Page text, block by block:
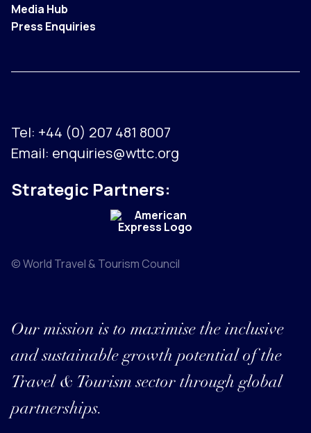
Media Hub
Press Enquiries
Tel: +44 (0) 207 481 8007
Email: enquiries@wttc.org
Strategic Partners:
© World Travel & Tourism Council
Our mission is to maximise the inclusive
and sustainable growth potential of the
Travel & Tourism sector through global
partnerships.